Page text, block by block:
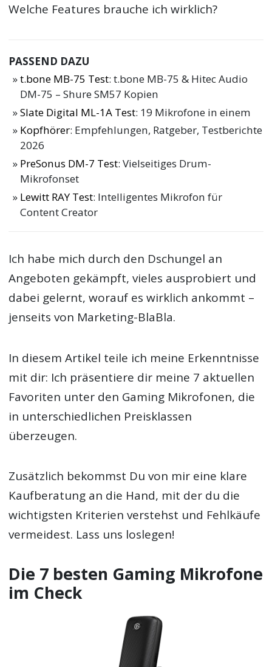
Welche Features brauche ich wirklich?
PASSEND DAZU
t.bone MB-75 Test: t.bone MB-75 & Hitec Audio
DM-75 – Shure SM57 Kopien
Slate Digital ML-1A Test: 19 Mikrofone in einem
Kopfhörer: Empfehlungen, Ratgeber, Testberichte
2026
PreSonus DM-7 Test: Vielseitiges Drum-
Mikrofonset
Lewitt RAY Test: Intelligentes Mikrofon für
Content Creator
Ich habe mich durch den Dschungel an
Angeboten gekämpft, vieles ausprobiert und
dabei gelernt, worauf es wirklich ankommt –
jenseits von Marketing-BlaBla.
In diesem Artikel teile ich meine Erkenntnisse
mit dir: Ich präsentiere dir meine 7 aktuellen
Favoriten unter den Gaming Mikrofonen, die
in unterschiedlichen Preisklassen
überzeugen.
Zusätzlich bekommst Du von mir eine klare
Kaufberatung an die Hand, mit der du die
wichtigsten Kriterien verstehst und Fehlkäufe
vermeidest. Lass uns loslegen!
Die 7 besten Gaming Mikrofone
im Check